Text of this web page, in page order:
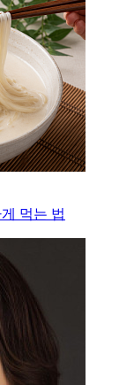
먹는 법